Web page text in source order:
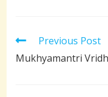
Read
articles
Previous Post
Mukhyamantri